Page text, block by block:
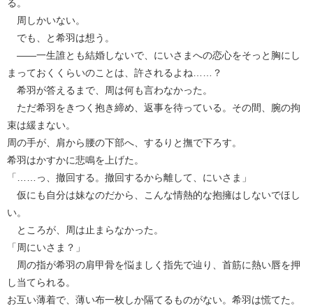
る。
周しかいない。
でも、と希羽は想う。
――一生誰とも結婚しないで、にいさまへの恋心をそっと胸にし
まっておくくらいのことは、許されるよね……？
希羽が答えるまで、周は何も言わなかった。
ただ希羽をきつく抱き締め、返事を待っている。その間、腕の拘
束は緩まない。
周の手が、肩から腰の下部へ、するりと撫で下ろす。
希羽はかすかに悲鳴を上げた。
「……っ、撤回する。撤回するから離して、にいさま」
仮にも自分は妹なのだから、こんな情熱的な抱擁はしないでほし
い。
ところが、周は止まらなかった。
「周にいさま？」
周の指が希羽の肩甲骨を悩ましく指先で辿り、首筋に熱い唇を押
し当てられる。
お互い薄着で、薄い布一枚しか隔てるものがない。希羽は慌てた。